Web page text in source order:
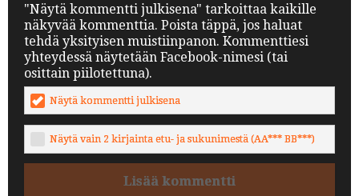
"Näytä kommentti julkisena" tarkoittaa kaikille
näkyvää kommenttia. Poista täppä, jos haluat
tehdä yksityisen muistiinpanon. Kommenttiesi
yhteydessä näytetään Facebook-nimesi (tai
osittain piilotettuna).
Näytä kommentti julkisena
Näytä vain 2 kirjainta etu- ja sukunimestä (AA*** BB***)
Lisää kommentti